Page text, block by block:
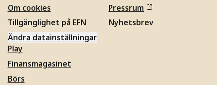
Om cookies
Tillgänglighet på EFN
Ändra datainställningar
Pressrum
Nyhetsbrev
Play
Finansmagasinet
Börs